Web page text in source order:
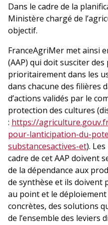
Dans le cadre de la
Ministère chargé de
objectif.
FranceAgriMer met ainsi
(AAP) qui doit susciter
prioritairement dans les
dans chacune des filières
d’actions validés par le
protection des cultures
: https://
pour-lanticipation-du-
substancesactives-et).
cadre de cet AAP doivent
de la dépendance aux
de synthèse et ils doivent
au point et le
concrètes, des solutions
de l’ensemble des leviers